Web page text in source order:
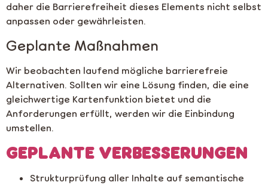
daher die Barrierefreiheit dieses Elements nicht selbst
anpassen oder gewährleisten.
Geplante Maßnahmen
Wir beobachten laufend mögliche barrierefreie
Alternativen. Sollten wir eine Lösung finden, die eine
gleichwertige Kartenfunktion bietet und die
Anforderungen erfüllt, werden wir die Einbindung
umstellen.
GEPLANTE VERBESSERUNGEN
Strukturprüfung aller Inhalte auf semantische